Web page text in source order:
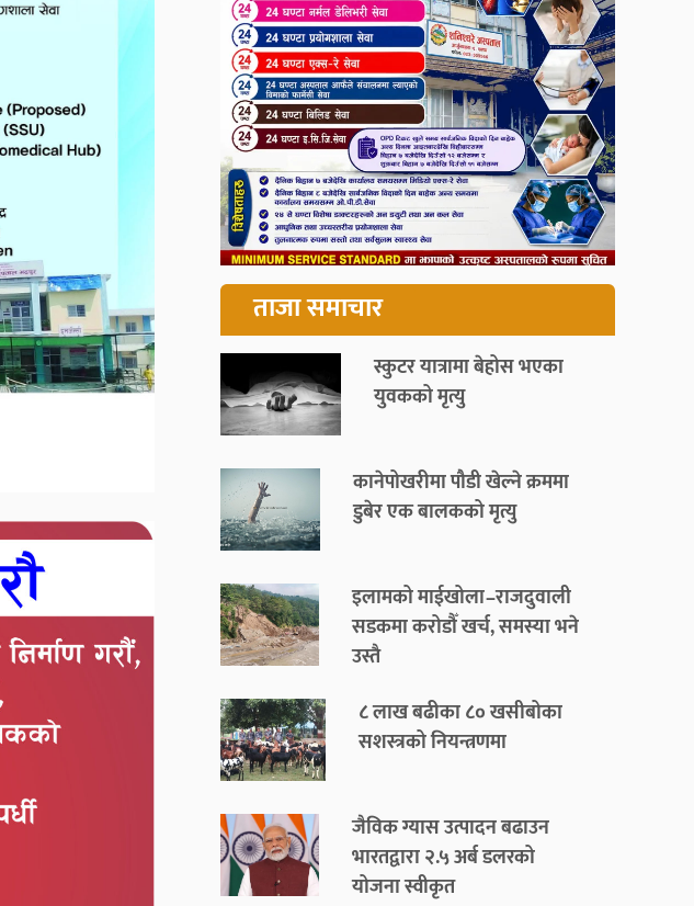
ताजा समाचार
स्कुटर यात्रामा बेहोस भएका
युवकको मृत्यु
कानेपोखरीमा पौडी खेल्ने क्रममा
डुबेर एक बालकको मृत्यु
इलामको माईखोला–राजदुवाली
सडकमा करोडौँ खर्च, समस्या भने
उस्तै
८ लाख बढीका ८० खसीबोका
सशस्त्रको नियन्त्रणमा
जैविक ग्यास उत्पादन बढाउन
भारतद्वारा २.५ अर्ब डलरको
योजना स्वीकृत